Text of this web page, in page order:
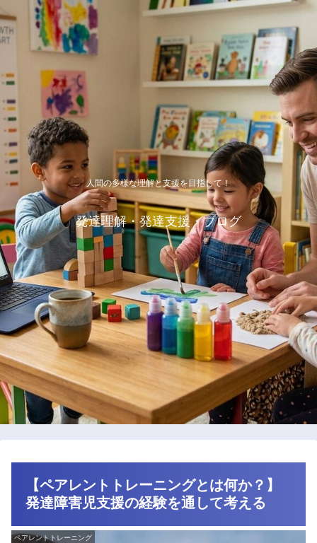
人間の多様な理解と支援を目指して！
発達理解・発達支援・ブログ
【ペアレントトレーニングとは何か？】
発達障害児支援の経験を通して考える
ペアレントトレーニング